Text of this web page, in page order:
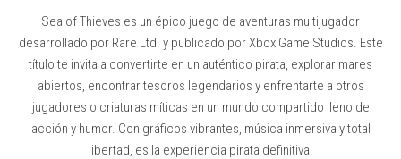
Sea of Thieves es un épico juego de aventuras multijugador
desarrollado por Rare Ltd. y publicado por Xbox Game Studios. Este
título te invita a convertirte en un auténtico pirata, explorar mares
abiertos, encontrar tesoros legendarios y enfrentarte a otros
jugadores o criaturas míticas en un mundo compartido lleno de
acción y humor. Con gráficos vibrantes, música inmersiva y total
libertad, es la experiencia pirata definitiva.